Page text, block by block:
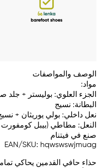
الوصف والمواصفات
مواد:
الجزء العلوي: بوليستر + جلد
البطانة: نسيج
نعل داخلي: بولي يوريثان +
النعل: مطاطي (بيبل كومفورت
صنع في فيتنام
EAN/SKU: hqwswswjmuag
حذاء حافي القدمين يحاكي